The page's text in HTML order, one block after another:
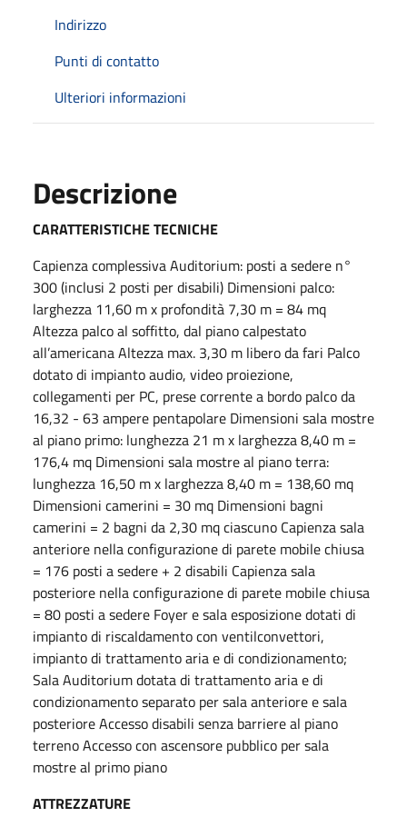
Indirizzo
Punti di contatto
Ulteriori informazioni
Descrizione
CARATTERISTICHE TECNICHE
Capienza complessiva Auditorium: posti a sedere n°
300 (inclusi 2 posti per disabili) Dimensioni palco:
larghezza 11,60 m x profondità 7,30 m = 84 mq
Altezza palco al soffitto, dal piano calpestato
all’americana Altezza max. 3,30 m libero da fari Palco
dotato di impianto audio, video proiezione,
collegamenti per PC, prese corrente a bordo palco da
16,32 - 63 ampere pentapolare Dimensioni sala mostre
al piano primo: lunghezza 21 m x larghezza 8,40 m =
176,4 mq Dimensioni sala mostre al piano terra:
lunghezza 16,50 m x larghezza 8,40 m = 138,60 mq
Dimensioni camerini = 30 mq Dimensioni bagni
camerini = 2 bagni da 2,30 mq ciascuno Capienza sala
anteriore nella configurazione di parete mobile chiusa
= 176 posti a sedere + 2 disabili Capienza sala
posteriore nella configurazione di parete mobile chiusa
= 80 posti a sedere Foyer e sala esposizione dotati di
impianto di riscaldamento con ventilconvettori,
impianto di trattamento aria e di condizionamento;
Sala Auditorium dotata di trattamento aria e di
condizionamento separato per sala anteriore e sala
posteriore Accesso disabili senza barriere al piano
terreno Accesso con ascensore pubblico per sala
mostre al primo piano
ATTREZZATURE